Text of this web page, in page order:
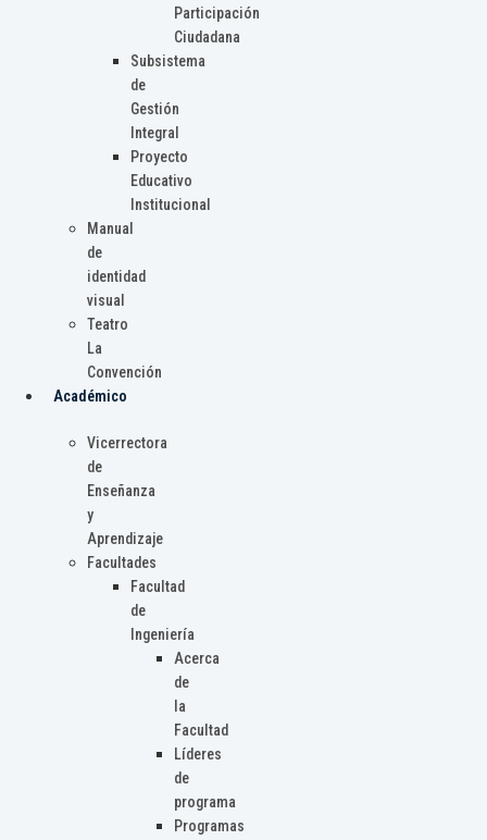
Participación
Ciudadana
Subsistema
de
Gestión
Integral
Proyecto
Educativo
Institucional
Manual
de
identidad
visual
Teatro
La
Convención
Académico
Vicerrectora
de
Enseñanza
y
Aprendizaje
Facultades
Facultad
de
Ingeniería
Acerca
de
la
Facultad
Líderes
de
programa
Programas